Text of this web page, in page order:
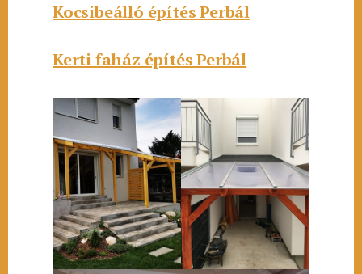
Kocsibeálló építés Perbál
Kerti faház építés Perbál